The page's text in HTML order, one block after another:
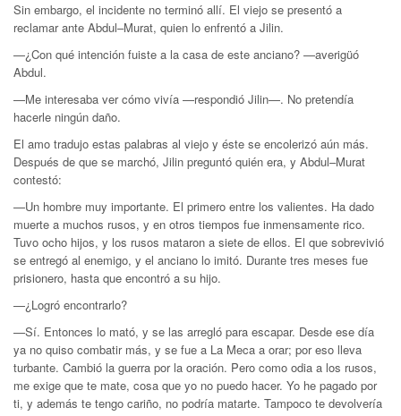
Sin embargo, el incidente no terminó allí. El viejo se presentó a
reclamar ante Abdul–Murat, quien lo enfrentó a Jilin.
—¿Con qué intención fuiste a la casa de este anciano? —averigüó
Abdul.
—Me interesaba ver cómo vivía —respondió Jilin—. No pretendía
hacerle ningún daño.
El amo tradujo estas palabras al viejo y éste se encolerizó aún más.
Después de que se marchó, Jilin preguntó quién era, y Abdul–Murat
contestó:
—Un hombre muy importante. El primero entre los valientes. Ha dado
muerte a muchos rusos, y en otros tiempos fue inmensamente rico.
Tuvo ocho hijos, y los rusos mataron a siete de ellos. El que sobrevivió
se entregó al enemigo, y el anciano lo imitó. Durante tres meses fue
prisionero, hasta que encontró a su hijo.
—¿Logró encontrarlo?
—Sí. Entonces lo mató, y se las arregló para escapar. Desde ese día
ya no quiso combatir más, y se fue a La Meca a orar; por eso lleva
turbante. Cambió la guerra por la oración. Pero como odia a los rusos,
me exige que te mate, cosa que yo no puedo hacer. Yo he pagado por
ti, y además te tengo cariño, no podría matarte. Tampoco te devolvería